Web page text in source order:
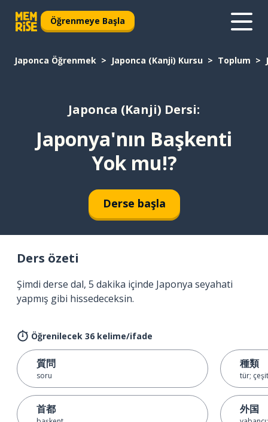
Öğrenmeye Başla
Japonca Öğrenmek Japonca (Kanji) Kursu Toplum
Japonca (Kanji) Dersi:
Japonya'nın Başkenti
Yok mu!?
Derse başla
Ders özeti
Şimdi derse dal, 5 dakika içinde Japonya seyahati
yapmış gibi hissedeceksin.
Öğrenilecek 36 kelime/ifade
質問
soru
首都
種類
tür; çeşit
外国